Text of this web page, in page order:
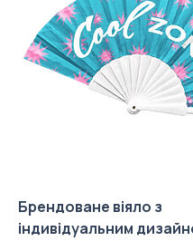
Брендоване віяло з
індивідуальним